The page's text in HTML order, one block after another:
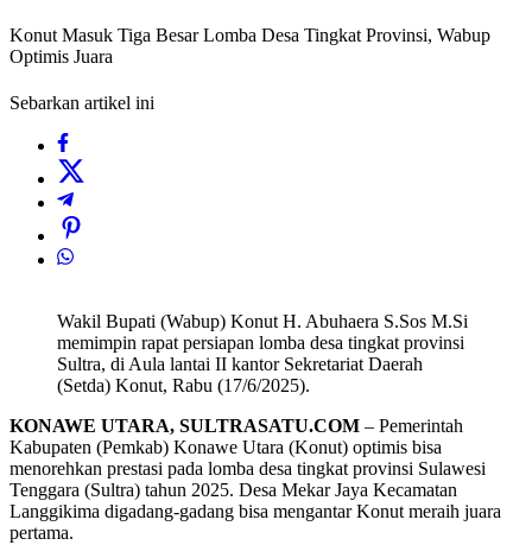
Konut Masuk Tiga Besar Lomba Desa Tingkat Provinsi, Wabup
Optimis Juara
Sebarkan artikel ini
Wakil Bupati (Wabup) Konut H. Abuhaera S.Sos M.Si
memimpin rapat persiapan lomba desa tingkat provinsi
Sultra, di Aula lantai II kantor Sekretariat Daerah
(Setda) Konut, Rabu (17/6/2025).
KONAWE UTARA, SULTRASATU.COM – Pemerintah
Kabupaten (Pemkab) Konawe Utara (Konut) optimis bisa
menorehkan prestasi pada lomba desa tingkat provinsi Sulawesi
Tenggara (Sultra) tahun 2025. Desa Mekar Jaya Kecamatan
Langgikima digadang-gadang bisa mengantar Konut meraih juara
pertama.